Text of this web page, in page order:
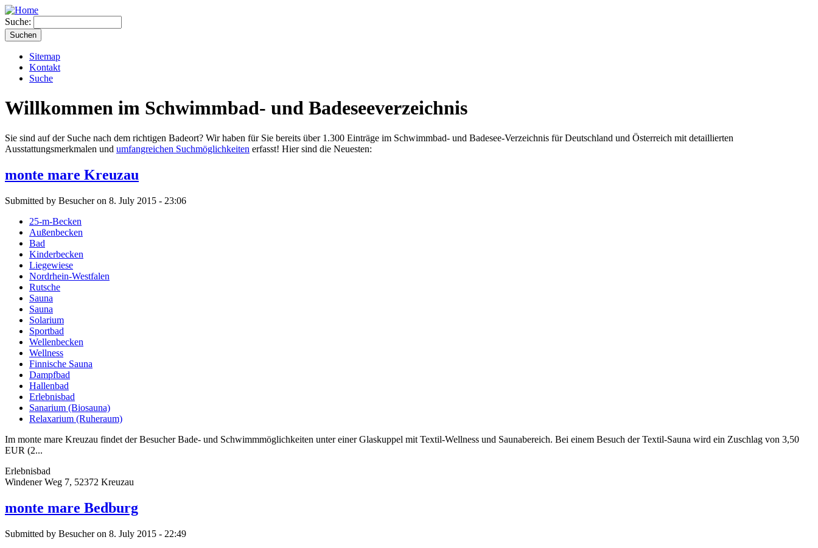
Suche:
Sitemap
Kontakt
Suche
Willkommen im Schwimmbad- und Badeseeverzeichnis
Sie sind auf der Suche nach dem richtigen Badeort? Wir haben für Sie bereits über 1.300 Einträge im Schwimmbad- und Badesee-Verzeichnis für Deutschland und Österreich mit detaillierten
Ausstattungsmerkmalen und umfangreichen Suchmöglichkeiten erfasst! Hier sind die Neuesten:
monte mare Kreuzau
Submitted by Besucher on 8. July 2015 - 23:06
25-m-Becken
Außenbecken
Bad
Kinderbecken
Liegewiese
Nordrhein-Westfalen
Rutsche
Sauna
Sauna
Solarium
Sportbad
Wellenbecken
Wellness
Finnische Sauna
Dampfbad
Hallenbad
Erlebnisbad
Sanarium (Biosauna)
Relaxarium (Ruheraum)
Im monte mare Kreuzau findet der Besucher Bade- und Schwimmmöglichkeiten unter einer Glaskuppel mit Textil-Wellness und Saunabereich. Bei einem Besuch der Textil-Sauna wird ein Zuschlag von 3,50
EUR (2...
Erlebnisbad
Windener Weg 7, 52372 Kreuzau
monte mare Bedburg
Submitted by Besucher on 8. July 2015 - 22:49